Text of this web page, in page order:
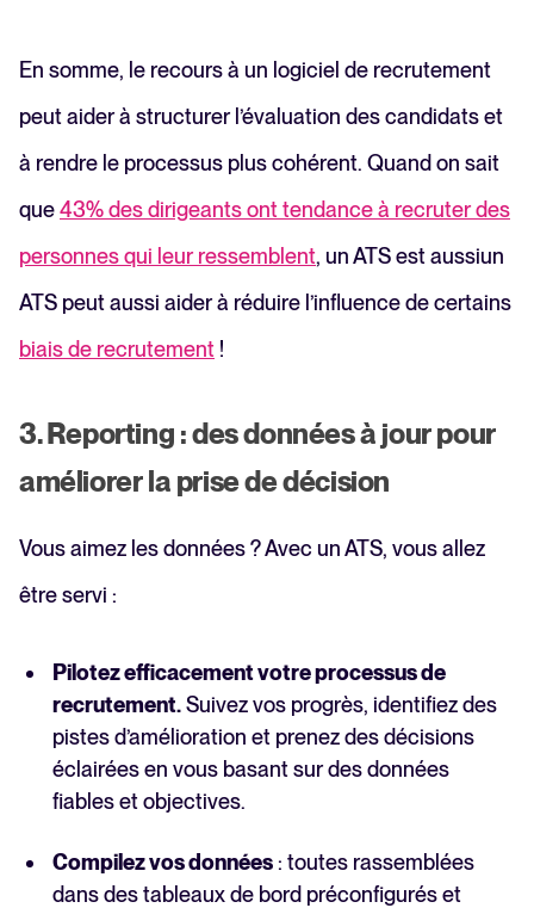
En somme, le recours à un logiciel de recrutement
peut aider à structurer l’évaluation des candidats et
à rendre le processus plus cohérent. Quand on sait
que43% des dirigeants ont tendance à recruter des
personnes qui leur ressemblent, un ATS est aussiun
ATS peut aussi aider à réduire l’influence de certains
biais de recrutement !
3. Reporting : des données à jour pour
améliorer la prise de décision
Vous aimez les données ? Avec un ATS, vous allez
être servi :
Pilotez efficacement votre processus de
recrutement.Suivez vos progrès, identifiez des
pistes d’amélioration et prenez des décisions
éclairées en vous basant sur des données
fiables et objectives.
Compilez vos données: toutes rassemblées
dans des tableaux de bord préconfigurés et